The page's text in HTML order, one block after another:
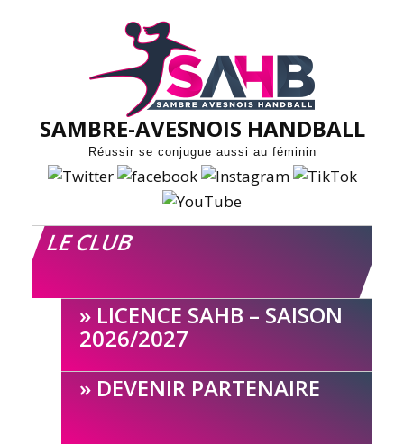
SAMBRE-AVESNOIS HANDBALL
Réussir se conjugue aussi au féminin
LE CLUB
LICENCE SAHB – SAISON
2026/2027
DEVENIR PARTENAIRE